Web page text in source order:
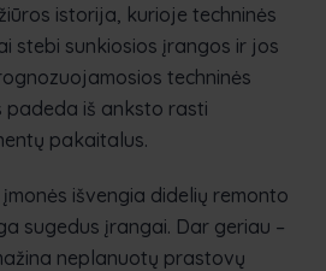
istorija, kurioje techninės
stebi sunkiosios įrangos ir jos
techninės
padeda iš anksto rasti
pakaitalus.
išvengia didelių remonto
sugedus įrangai. Dar geriau –
neplanuotų prastovų